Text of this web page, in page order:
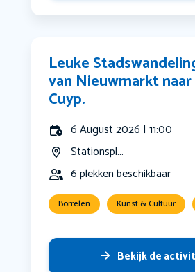
Leuke
van Nieuwmarkt
Cuyp.
6 August 2026 | 11:00
Stationspl...
6 plekken beschikbaar
Borrelen Kunst & Cultuur
Bekijk de